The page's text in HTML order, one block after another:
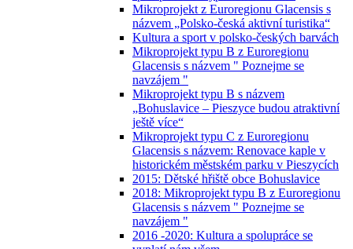
Mikroprojekt z Euroregionu Glacensis s
názvem „Polsko-česká aktivní turistika“
Kultura a sport v polsko-českých barvách
Mikroprojekt typu B z Euroregionu
Glacensis s názvem " Poznejme se
navzájem "
Mikroprojekt typu B s názvem
„Bohuslavice – Pieszyce budou atraktivní
ještě více“
Mikroprojekt typu C z Euroregionu
Glacensis s názvem: Renovace kaple v
historickém městském parku v Pieszycích
2015: Dětské hřiště obce Bohuslavice
2018: Mikroprojekt typu B z Euroregionu
Glacensis s názvem " Poznejme se
navzájem "
2016 -2020: Kultura a spolupráce se